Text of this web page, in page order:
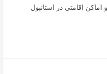
اقامتی در استانبول